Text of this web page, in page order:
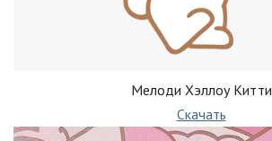
Мелоди Хэллоу Китти
Скачать